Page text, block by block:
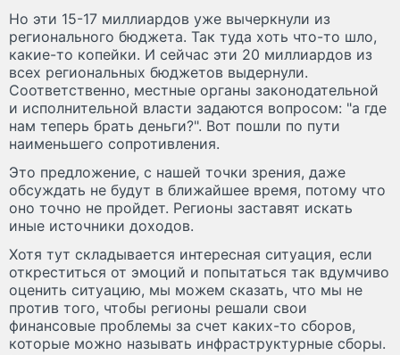
Но эти 15-17 миллиардов уже вычеркнули из
регионального бюджета. Так туда хоть что-то шло,
какие-то копейки. И сейчас эти 20 миллиардов из
всех региональных бюджетов выдернули.
Соответственно, местные органы законодательной
и исполнительной власти задаются вопросом: "а где
нам теперь брать деньги?". Вот пошли по пути
наименьшего сопротивления.
Это предложение, с нашей точки зрения, даже
обсуждать не будут в ближайшее время, потому что
оно точно не пройдет. Регионы заставят искать
иные источники доходов.
Хотя тут складывается интересная ситуация, если
откреститься от эмоций и попытаться так вдумчиво
оценить ситуацию, мы можем сказать, что мы не
против того, чтобы регионы решали свои
финансовые проблемы за счет каких-то сборов,
которые можно называть инфраструктурные сборы.